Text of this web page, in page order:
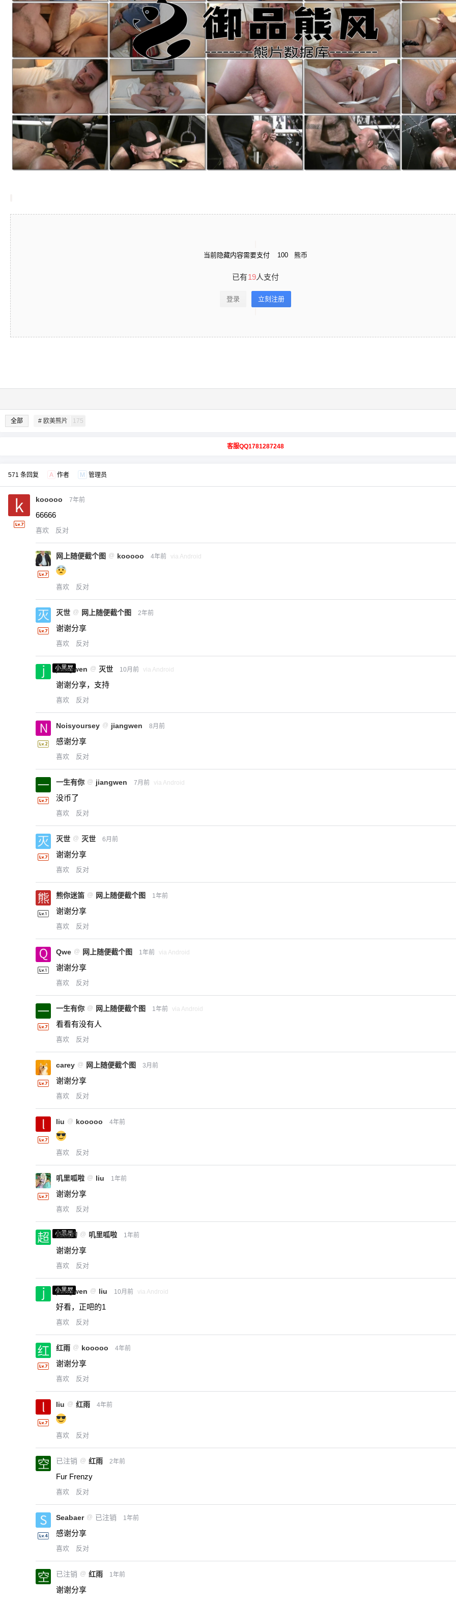
当前隐藏内容需要支付 100 熊币
已有19人支付
登录 立刻注册
全部 # 欧美熊片 175
客服QQ1781287248
571 条回复 A 作者 M 管理员
kooooo 7年前
66666
喜欢 反对
网上随便截个图 @ kooooo 4年前 via Android
喜欢 反对
灭世 @ 网上随便截个图 2年前
谢谢分享
喜欢 反对
小黑屋
jiangwen @ 灭世 10月前 via Android
谢谢分享，支持
喜欢 反对
Noisyoursey @ jiangwen 8月前
感谢分享
喜欢 反对
一生有你 @ jiangwen 7月前 via Android
没币了
喜欢 反对
灭世 @ 灭世 6月前
谢谢分享
喜欢 反对
熊你迷笛 @ 网上随便截个图 1年前
谢谢分享
喜欢 反对
Qwe @ 网上随便截个图 1年前 via Android
谢谢分享
喜欢 反对
一生有你 @ 网上随便截个图 1年前 via Android
看看有没有人
喜欢 反对
carey @ 网上随便截个图 3月前
谢谢分享
喜欢 反对
liu @ kooooo 4年前
喜欢 反对
叽里呱啦 @ liu 1年前
谢谢分享
喜欢 反对
小黑屋
超凶的 @ 叽里呱啦 1年前
谢谢分享
喜欢 反对
小黑屋
jiangwen @ liu 10月前 via Android
好看，正吧的1
喜欢 反对
红雨 @ kooooo 4年前
谢谢分享
喜欢 反对
liu @ 红雨 4年前
喜欢 反对
已注销 @ 红雨 2年前
Fur Frenzy
喜欢 反对
Seabaer @ 已注销 1年前
感谢分享
喜欢 反对
已注销 @ 红雨 1年前
谢谢分享